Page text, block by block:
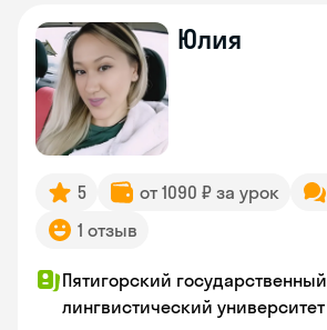
Юлия
5 от 1090 ₽ за урок
1 отзыв
Пятигорский государственный
лингвистический университет